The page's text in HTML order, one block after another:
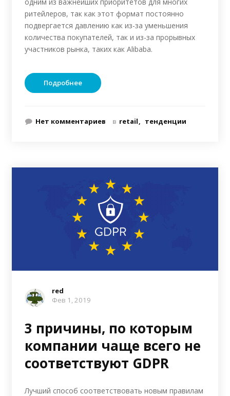
ритейлеров, так как этот формат постоянно
подвергается давлению как из-за уменьшения
количества покупателей, так и из-за прорывных
участников рынка, таких как Alibaba.
Подробнее
Нет комментариев в retail тенденции
red
Фев 1, 2019
3 причины, по которым
компании чаще всего не
соответствуют GDPR
Лучший способ соответствовать новым правилам